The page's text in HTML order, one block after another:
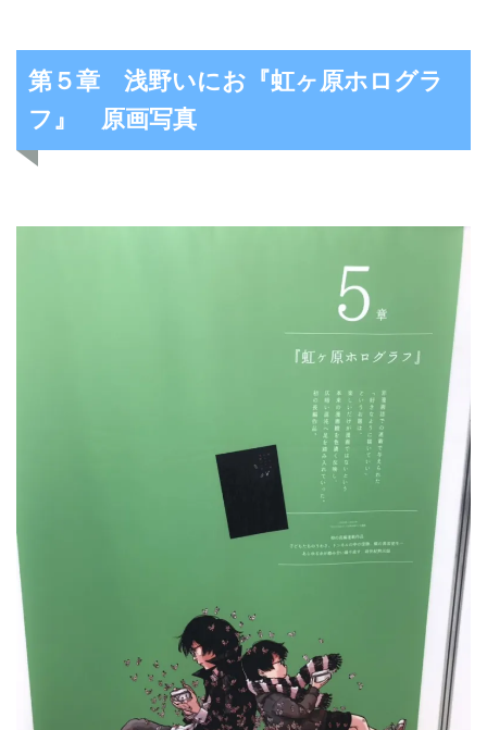
第５章 浅野いにお『虹ヶ原ホログラ
フ』 原画写真